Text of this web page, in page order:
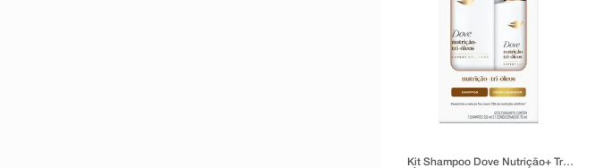
Kit Shampoo Dove Nutrição+ Tri-